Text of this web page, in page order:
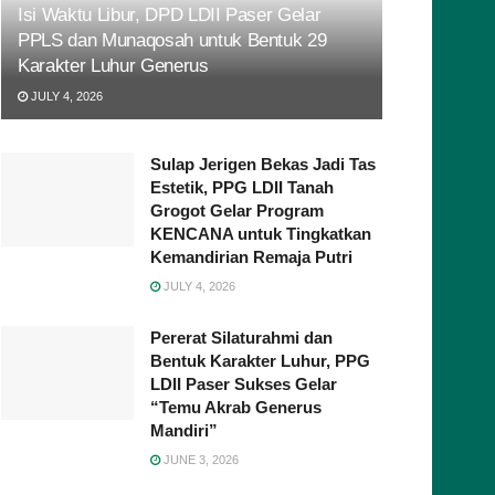
Isi Waktu Libur, DPD LDII Paser Gelar
PPLS dan Munaqosah untuk Bentuk 29
Karakter Luhur Generus
JULY 4, 2026
Sulap Jerigen Bekas Jadi Tas
Estetik, PPG LDII Tanah
Grogot Gelar Program
KENCANA untuk Tingkatkan
Kemandirian Remaja Putri
JULY 4, 2026
Pererat Silaturahmi dan
Bentuk Karakter Luhur, PPG
LDII Paser Sukses Gelar
“Temu Akrab Generus
Mandiri”
JUNE 3, 2026